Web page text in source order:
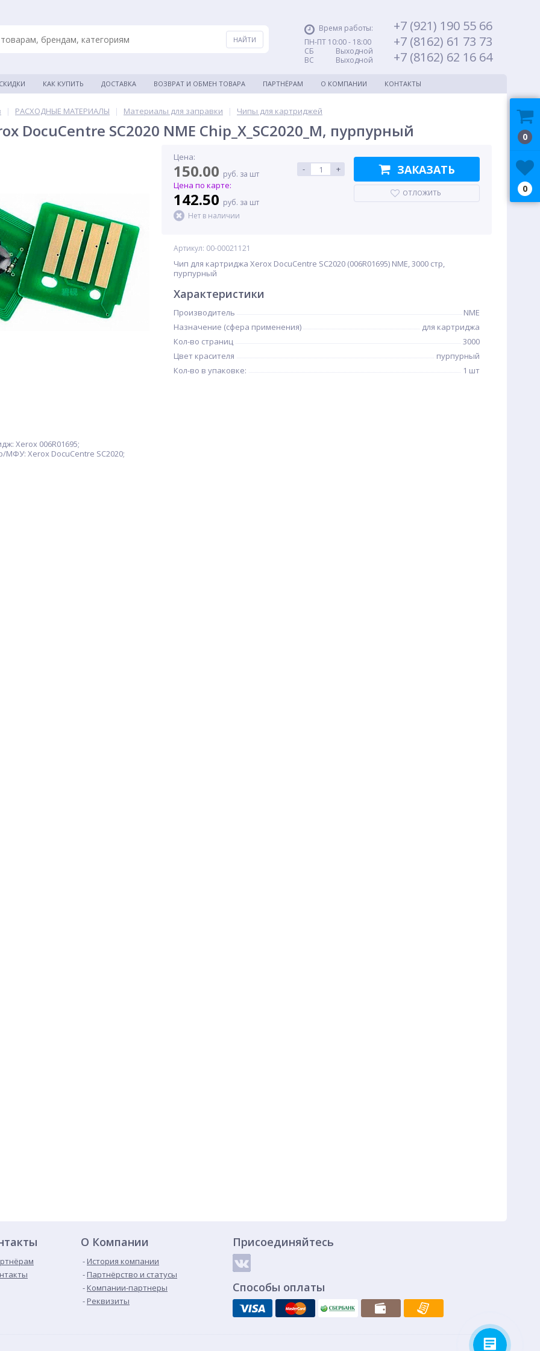
Время работы:
ПН-ПТ 10:00 - 18:00
СБ Выходной
ВС Выходной
+7 (921) 190 55 66
+7 (8162) 61 73 73
+7 (8162) 62 16 64
КАК КУПИТЬ ДОСТАВКА ВОЗВРАТ И ОБМЕН ТОВАРА ПАРТНЁРАМ О КОМПАНИИ КОНТАКТЫ
| РАСХОДНЫЕ МАТЕРИАЛЫ | Материалы для заправки | Чипы для картриджей
DocuCentre SC2020 NME Chip_X_SC2020_M, пурпурный
Цена:
150.00 руб. за шт
Цена по карте:
142.50 руб. за шт
Нет в наличии
- + ЗАКАЗАТЬ
ОТЛОЖИТЬ
Артикул: 00-00021121
Чип для картриджа Xerox DocuCentre SC2020 (006R01695) NME, 3000 стр,
пурпурный
Характеристики
Производитель
NME
Назначение (сфера применения)
для картриджа
Кол-во страниц
3000
Цвет красителя
пурпурный
Кол-во в упаковке:
1 шт
Xerox 006R01695;
Xerox DocuCentre SC2020;
О Компании
История компании
Партнёрство и статусы
Компании-партнеры
Реквизиты
Присоединяйтесь
Способы оплаты
0
0